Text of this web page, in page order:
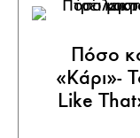
Πόσο
«Κάρι»-
Like